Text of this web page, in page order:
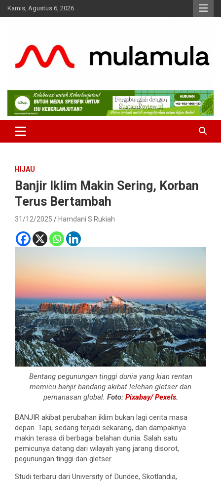
Skip
to
Kamis, Agustus 6, 2026
MulaMula
Medianya para Gen Z
HIJAU
Banjir Iklim Makin Sering, Korban
Terus Bertambah
31/12/2025 Hamdani S Rukiah
Bentang pegunungan tinggi dunia yang kian rentan
memicu banjir bandang akibat lelehan gletser dan
pemanasan global. Foto:Pixabay/ Pexels.
BANJIR akibat perubahan iklim bukan lagi cerita masa
depan. Tapi, sedang terjadi sekarang, dan dampaknya
makin terasa di berbagai belahan dunia. Salah satu
pemicunya datang dari wilayah yang jarang disorot,
pegunungan tinggi dan gletser.
Studi terbaru dari University of Dundee, Skotlandia,